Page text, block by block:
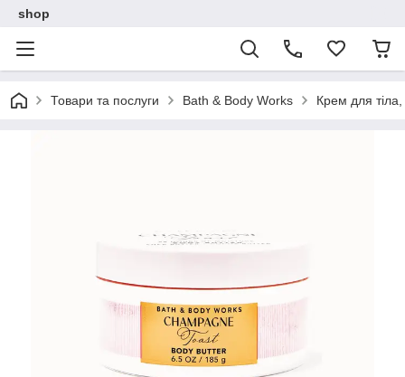
shop
Товари та послуги Bath & Body Works Крем для